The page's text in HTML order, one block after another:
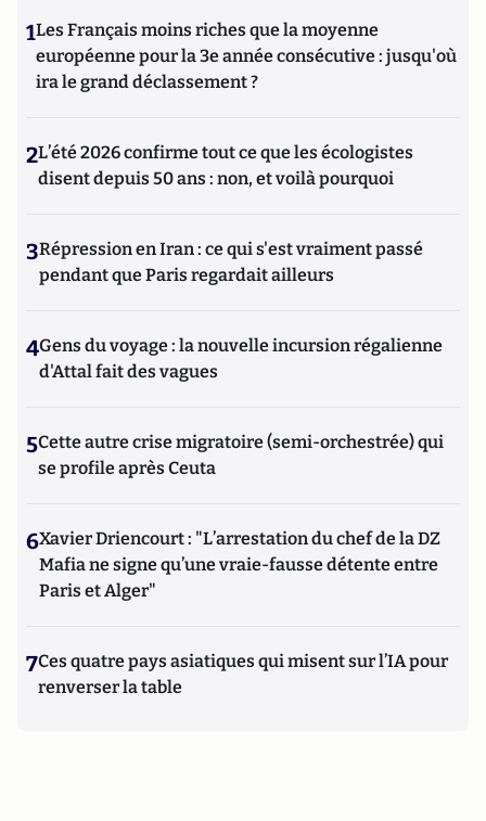
1Les Français moins riches que la moyenne
européenne pour la 3e année consécutive : jusqu'où
ira le grand déclassement ?
2L’été 2026 confirme tout ce que les écologistes
disent depuis 50 ans : non, et voilà pourquoi
3Répression en Iran : ce qui s'est vraiment passé
pendant que Paris regardait ailleurs
4Gens du voyage : la nouvelle incursion régalienne
d'Attal fait des vagues
5Cette autre crise migratoire (semi-orchestrée) qui
se profile après Ceuta
6Xavier Driencourt : "L’arrestation du chef de la DZ
Mafia ne signe qu’une vraie-fausse détente entre
Paris et Alger"
7Ces quatre pays asiatiques qui misent sur l’IA pour
renverser la table